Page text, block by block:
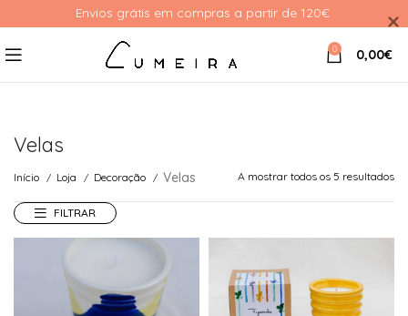
0 0,00€
Velas
Início Loja Decoração Velas A mostrar todos os 5 resultados
FILTRAR
Envios grátis em compras a partir de 120€